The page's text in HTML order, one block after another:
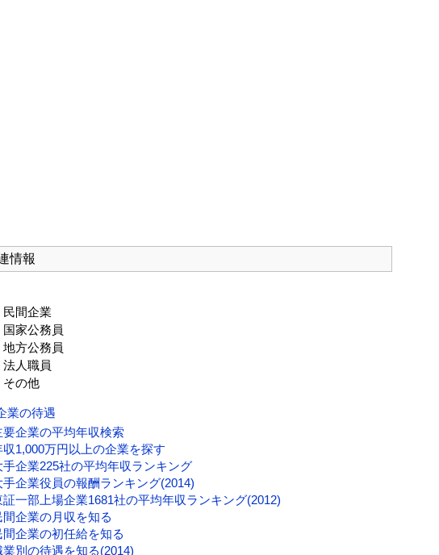
情報
民間企業
国家公務員
地方公務員
法人職員
その他
業の待遇
要企業の平均年収検索
収1,000万円以上の企業を探す
手企業225社の平均年収ランキング
手企業役員の報酬ランキング(2014)
証一部上場企業1681社の平均年収ランキング(2012)
間企業の月収を知る
間企業の初任給を知る
業別の待遇を知る(2014)